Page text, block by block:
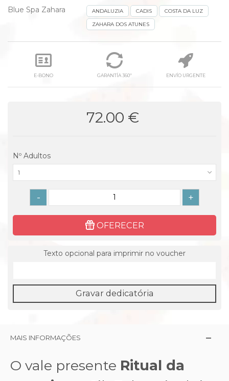
Blue Spa Zahara ANDALUZIA CADIS
COSTA DA LUZ
ZAHARA DOS ATUNES
E-BONO GARANTÍA 360º ENVÍO URGENTE
72.00 €
Nº Adultos
1
- +
OFERECER
Texto opcional para imprimir no voucher
Gravar dedicatória
MAIS INFORMAÇÕES
O vale presente Ritual da